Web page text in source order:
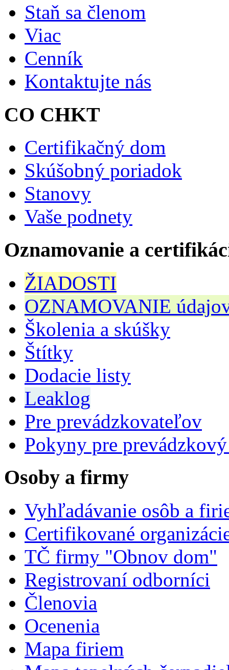
Staň sa členom
Viac
Cenník
Kontaktujte nás
CO CHKT
Certifikačný dom
Skúšobný poriadok
Stanovy
Vaše podnety
Oznamovanie a
ŽIADOSTI
OZNAMOVANIE
Školenia a skúšky
Štítky
Dodacie listy
Leaklog
Pre prevádzkovateľov
Pokyny pre
Osoby a firmy
Vyhľadávanie osôb a
Certifikované
TČ firmy "Obnov dom"
Registrovaní odborníci
Členovia
Ocenenia
Mapa firiem